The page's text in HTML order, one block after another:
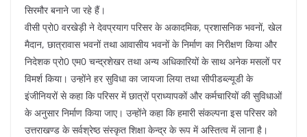
सिरमौर बनाने जा रहे हैं।
वीसी प्रो0 वरखेड़ी ने देवप्रयाग परिसर के अकादमिक, प्रशासनिक भवनों, खेल
मैदान, छात्रावास भवनों तथा आवासीय भवनों के निर्माण का निरीक्षण किया और
निदेशक प्रो0 एम0 चन्द्रशेखर तथा अन्य अधिकारियों के साथ अनेक मसलों पर
विमर्श किया। उन्होंने हर सुविधा का जायजा लिया तथा सीपीडब्ल्यूडी के
इंजीनियरों से कहा कि परिसर में छात्रों प्राध्यापकों और कर्मचारियों की सुविधाओं
के अनुसार निर्माण किया जाए। उन्होंने कहा कि हमारी संकल्पना इस परिसर को
उत्तराखण्ड के सर्वश्रेष्ठ संस्कृत शिक्षा केन्द्र के रूप में अस्तित्व में लाना है।